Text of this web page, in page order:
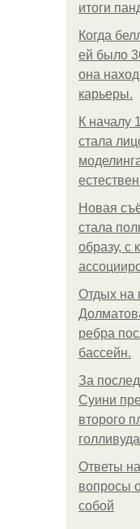
итоги
Когда
ей было
она
карьеры.
К началу
стала
Новая
стала
образу, с
Отдых на
ребра
бассейн.
За
Суини
второго
Ответы
вопросы
собой